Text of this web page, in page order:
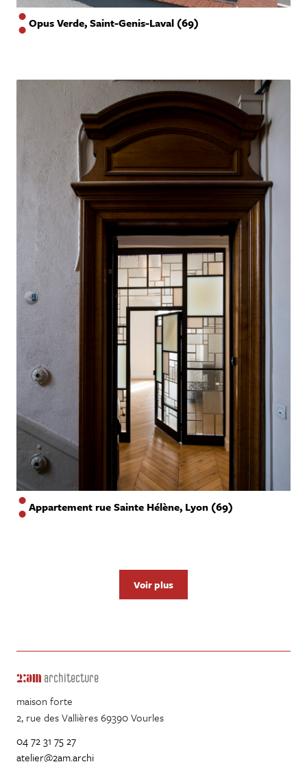
Opus Verde, Saint-Genis-Laval (69)
Appartement rue Sainte Hélène, Lyon (69)
Voir plus
2:am architecture
maison forte
2, rue des Vallières 69390 Vourles
04 72 31 75 27
atelier@2am.archi